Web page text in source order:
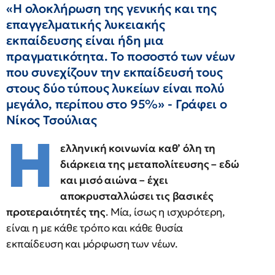
«Η ολοκλήρωση της γενικής και της
επαγγελματικής λυκειακής
εκπαίδευσης είναι ήδη μια
πραγματικότητα. Το ποσοστό των νέων
που συνεχίζουν την εκπαίδευσή τους
στους δύο τύπους λυκείων είναι πολύ
μεγάλο, περίπου στο 95%» - Γράφει ο
Νίκος Τσούλιας
Η
ελληνική κοινωνία καθ’ όλη τη
διάρκεια της μεταπολίτευσης – εδώ
και μισό αιώνα – έχει
αποκρυσταλλώσει τις βασικές
προτεραιότητές της. Μία, ίσως η ισχυρότερη,
είναι η με κάθε τρόπο και κάθε θυσία
εκπαίδευση και μόρφωση των νέων.